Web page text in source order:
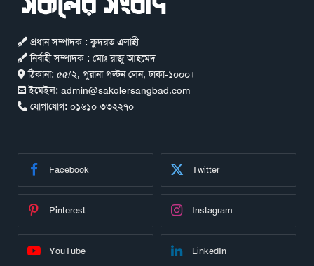
প্রধান সম্পাদক : কুদরত এলাহী
নির্বাহী সম্পাদক : মোঃ রাজু আহমেদ
ঠিকানা: ৫৫/২, পুরানা পল্টন লেন, ঢাকা-১০০০।
ইমেইল: admin@sakolersangbad.com
যোগাযোগ: ০১৬১০ ৩৩২২৭০
Facebook Twitter
Pinterest Instagram
YouTube LinkedIn